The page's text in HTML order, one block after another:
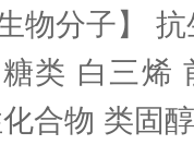
物分子】
类 白三烯
合物 类固